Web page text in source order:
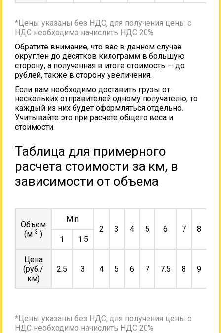
*Цены указаны без НДС, для получения цены с
НДС необходимо начислить НДС 20%
Обратите внимание, что вес в данном случае
округлен до десятков килограмм в большую
сторону, а полученная в итоге стоимость — до
рублей, также в сторону увеличения.
Если вам необходимо доставить грузы от
нескольких отправителей одному получателю, то
каждый из них будет оформляться отдельно.
Учитывайте это при расчете общего веса и
стоимости.
Таблица для примерного
расчета стоимости за км, в
зависимости от объема
Объем
(м 3 )
Min
2
3 4 5 6 7 8
1
1.5
Цена
(руб./
км)
2.5 3 4 5 6 7 7.5 8 9
*Цены указаны без НДС, для получения цены с
НДС необходимо начислить НДС 20%